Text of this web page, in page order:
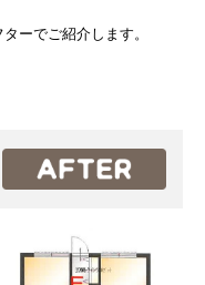
ーでご紹介します。